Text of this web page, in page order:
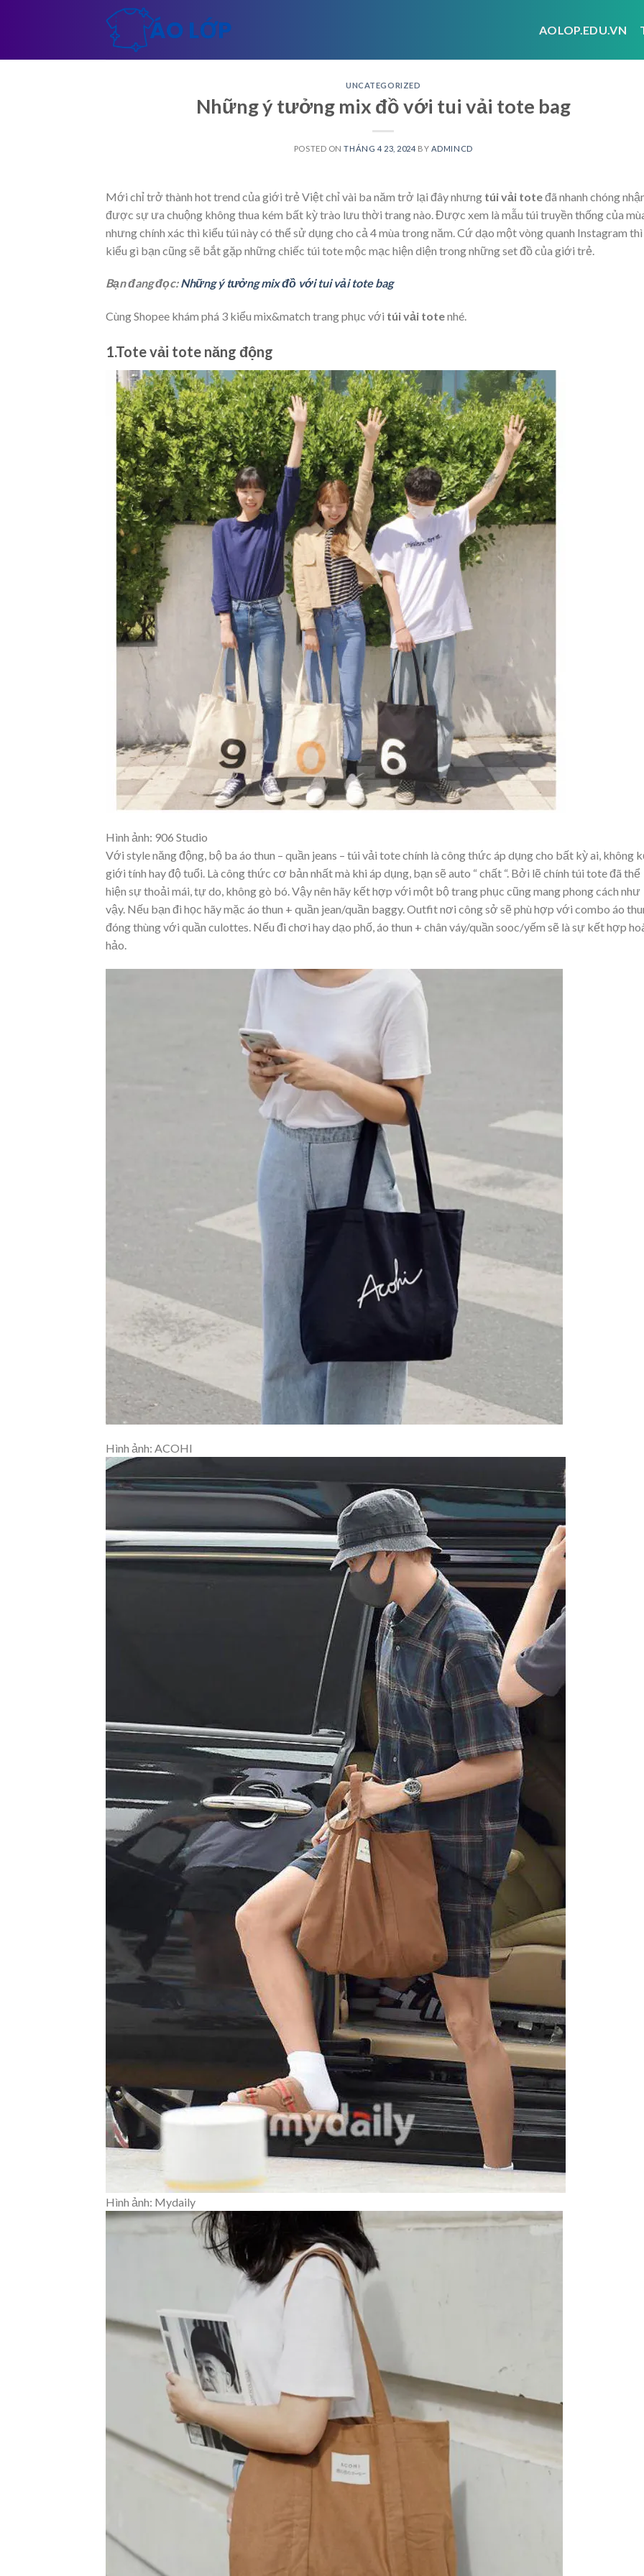
AOLOP.EDU.VN
UNCATEGORIZED
Những ý tưởng mix đồ với tui vải tote bag
POSTED ONTHÁNG 4 23, 2024 BY ADMINCD
Mới chỉ trở thành hot trend của giới trẻ Việt chỉ vài ba năm trở lại đây nhưng túi vải toteđã nhanh chóng
được sự ưa chuộng không thua kém bất kỳ trào lưu thời trang nào. Được xem là mẫu túi truyền thống của
nhưng chính xác thì kiểu túi này có thể sử dụng cho cả 4 mùa trong năm. Cứ dạo một vòng quanh Instagram thì
kiểu gì bạn cũng sẽ bắt gặp những chiếc túi tote mộc mạc hiện diện trong những set đồ của giới trẻ.
Bạn đang đọc:Những ý tưởng mix đồ với tui vải tote bag
Cùng Shopee khám phá 3 kiểu mix&match trang phục với túi vải totenhé.
1.Tote vải tote năng động
Hình ảnh: 906 Studio
Với style năng động, bộ ba áo thun – quần jeans – túi vải tote chính là công thức áp dụng cho bất kỳ ai, không
giới tính hay độ tuổi. Là công thức cơ bản nhất mà khi áp dụng, bạn sẽ auto “ chất “. Bởi lẽ chính túi tote đã thể
hiện sự thoải mái, tự do, không gò bó. Vậy nên hãy kết hợp với một bộ trang phục cũng mang phong cách như
vậy. Nếu bạn đi học hãy mặc áo thun + quần jean/quần baggy. Outfit nơi công sở sẽ phù hợp với combo áo
đóng thùng với quần culottes. Nếu đi chơi hay dạo phố, áo thun + chân váy/quần sooc/yếm sẽ là sự kết hợp
hảo.
Hình ảnh: ACOHI
Hình ảnh: Mydaily